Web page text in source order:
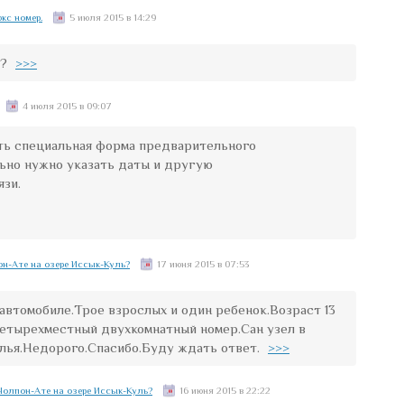
номер. 5 июля 2015 в 14:29
>>>
4 июля 2015 в 09:07
специальная форма предварительного
нужно указать даты и другую
Ате на озере Иссык-Куль? 17 июня 2015 в 07:53
взрослых и один ребенок.Возраст 13
двухкомнатный номер.Сан узел в
ждать ответ.
>>>
Ате на озере Иссык-Куль? 16 июня 2015 в 22:22